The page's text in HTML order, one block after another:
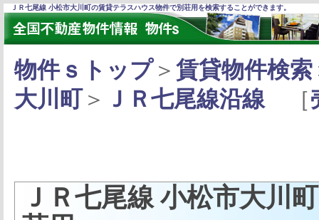
ＪＲ七尾線 小松市大川町の賃貸テラスハウス物件で別荘用を検索することができます。
物件ｓトップ＞ 賃貸物件検索
大川町
＞ ＪＲ七尾線沿線［
ＪＲ七尾線 小松市大川